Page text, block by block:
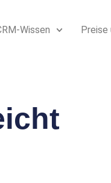
Wissen Preise